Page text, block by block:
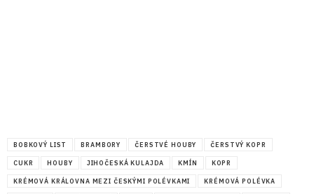
BOBKOVÝ LIST BRAMBORY ČERSTVÉ HOUBY ČERSTVÝ KOPR
CUKR HOUBY JIHOČESKÁ KULAJDA KMÍN KOPR
KRÉMOVÁ KRÁLOVNA MEZI ČESKÝMI POLÉVKAMI KRÉMOVÁ POLÉVKA